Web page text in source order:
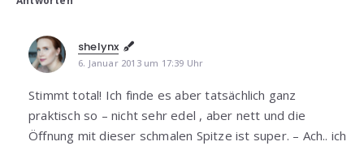
shelynx
6. Januar 2013 um 17:39 Uhr
Stimmt total! Ich finde es aber tatsächlich ganz
praktisch so – nicht sehr edel , aber nett und die
Öffnung mit dieser schmalen Spitze ist super. – Ach.. ich